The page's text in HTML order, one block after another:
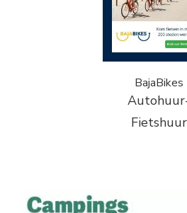
BajaBikes
Fietshuur